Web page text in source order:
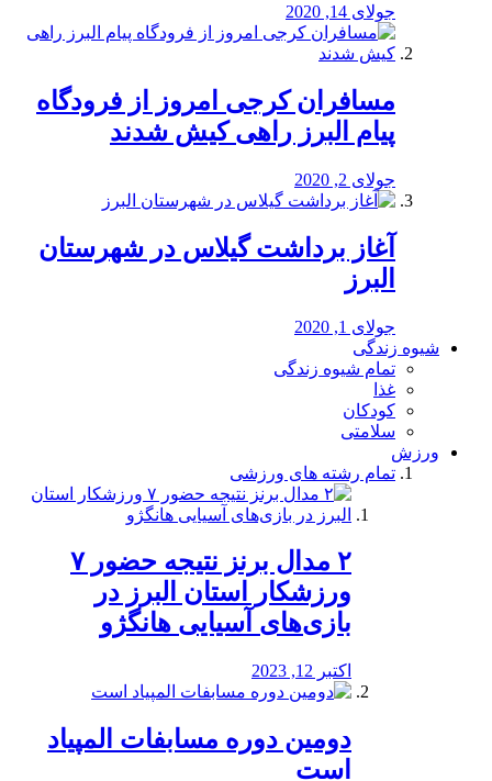
جولای 14, 2020
مسافران کرجی امروز از فرودگاه
پیام البرز راهی کیش شدند
جولای 2, 2020
آغاز برداشت گیلاس در شهرستان
البرز
جولای 1, 2020
شیوه زندگی
تمام شیوه زندگی
غذا
کودکان
سلامتی
ورزش
تمام رشته های ورزشی
۲ مدال برنز نتیجه حضور ۷
ورزشکار استان البرز در
بازی‌های آسیایی هانگژو
اکتبر 12, 2023
دومین دوره مسابفات المپیاد
است